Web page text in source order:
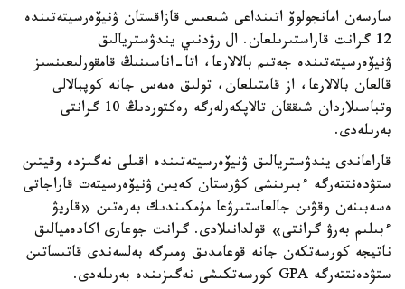
سارسەن امانجولوۆ اتىنداعى شىعىس قازاقستان ۋنيۆەرسيتەتىندە
12 گرانت قاراستىرىلعان. ال رۋدنىي يندۋستريالىق
ۋنيۆەرسيتەتىندە جەتىم بالالارعا، اتا-اناسىنىڭ قامقورلىعىنسىز
قالعان بالالارعا، از قامتىلعان، تولىق ەمەس جانە كوپبالالى
وتباسىلاردان شىققان تالاپكەرلەرگە رەكتوردىڭ 10 گرانتى
بەرىلەدى.
قاراعاندى يندۋستريالىق ۋنيۆەرسيتەتىندە اقىلى نەگىزدە وقيتىن
ستۋدەنتتەرگە ءبىرىنشى كۋرستان كەيىن ۋنيۆەرسيتەت قاراجاتى
ەسەبىنەن وقۋىن جالعاستىرۋعا مۇمكىندىك بەرەتىن «قاريۋ
ءبىلىم بەرۋ گرانتى» قولدانىلادى. گرانت جوعارى اكادەميالىق
ناتيجە كورسەتكەن جانە قوعامدىق ومىرگە بەلسەندى قاتىساتىن
ستۋدەنتتەرگە GPA كورسەتكىشى نەگىزىندە بەرىلەدى.